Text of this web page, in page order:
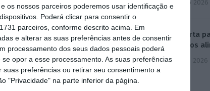
os nossos parceiros poderemos usar identificação e
Poderá clicar para consentir o
parceiros, conforme descrito acima. Em
e alterar as suas preferências antes de consentir
processamento dos seus dados pessoais poderá
opor a esse processamento. As suas preferências
preferências ou retirar seu consentimento a
"Privacidade" na parte inferior da página.
que
4 Agosto 2026
FAO alerta
de preços
5 Agosto 2026